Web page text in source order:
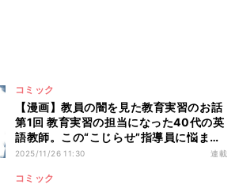
コミック
【漫画】教員の闇を見た教育実習のお話
第1回 教育実習の担当になった40代の英
語教師。この“こじらせ”指導員に悩まさ
れることに――
2025/11/26 11:30 連載
コミック